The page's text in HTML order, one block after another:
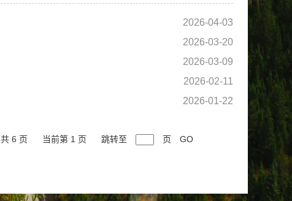
2026-04-03
2026-03-20
2026-03-09
2026-02-11
2026-01-22
共 6 页 当前第 1 页 跳转至 页 GO